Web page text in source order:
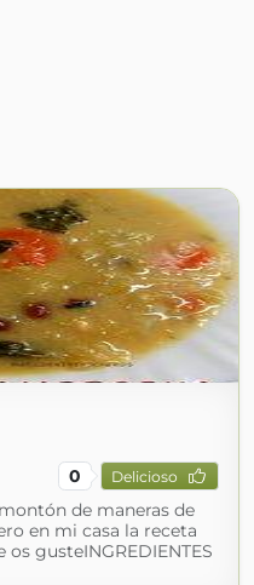
0 Delicioso
de maneras de
en mi casa la receta
gusteINGREDIENTES